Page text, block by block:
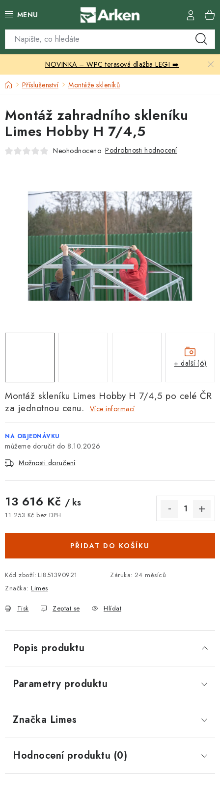
na
Skleníky
Zahradní přístřešky
Zahradní nábytek
Grily a ohniště
NOVINKA – WPC terasová dlažba LEGI ➡️
DomůPříslušenství Montáže skleníků
Montáž skleníku Limes Hobby H 7/4,5 po celé ČR
za jednotnou cenu.
Více informací
NA OBJEDNÁVKU
8.10.2026
Možnosti doručení
13 616 Kč / ks
11 253 Kč bez DPH
PŘIDAT DO KOŠÍKU
Kód zboží: LI851390921 Záruka: 24 měsíců
Značka: Limes
Tisk Zeptat se Hlídat
Montáž zahradního skleníku
Limes Hobby H 7/4,5
Neohodnoceno Podrobnosti hodnocení
+ další (6)
Popis produktu
Parametry produktu
Značka Limes
Hodnocení produktu (0)